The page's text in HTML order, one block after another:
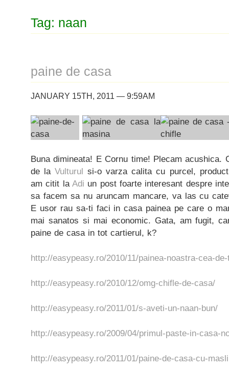
Tag: naan
paine de casa
JANUARY 15TH, 2011 — 9:59AM
Buna dimineata! E Cornu time! Plecam acushica.
de laVulturul si-o varza calita cu purcel,
am citit la Adi un post foarte interesant despre
sa facem sa nu aruncam mancare, va las cu
E usor rau sa-ti faci in casa painea pe care o
mai sanatos si mai economic. Gata, am fugit,
paine de casa in tot cartierul, k?
http://easypeasy.ro/2010/11/painea-noastra-cea-
http://easypeasy.ro/2010/12/omg-chifle-de-casa/
http://easypeasy.ro/2011/01/s-aveti-un-naan-bun/
http://easypeasy.ro/2009/04/primul-paste-in-casa-
http://easypeasy.ro/2011/01/paine-de-casa-cu-